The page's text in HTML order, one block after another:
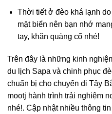
Thời tiết ở đèo khá lạnh
mặt biển nên bạn nhớ
tay, khăn quàng cổ nhé!
Trên đây là những kinh
du lịch Sapa và chinh phục
chuẩn bị cho chuyến đi Tây
mootj hành trình trải nghiệm
nhé!. Cập nhật nhiều thông